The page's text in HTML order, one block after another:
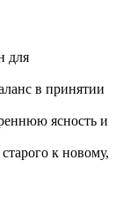
для
в принятии
ясность и
к новому,